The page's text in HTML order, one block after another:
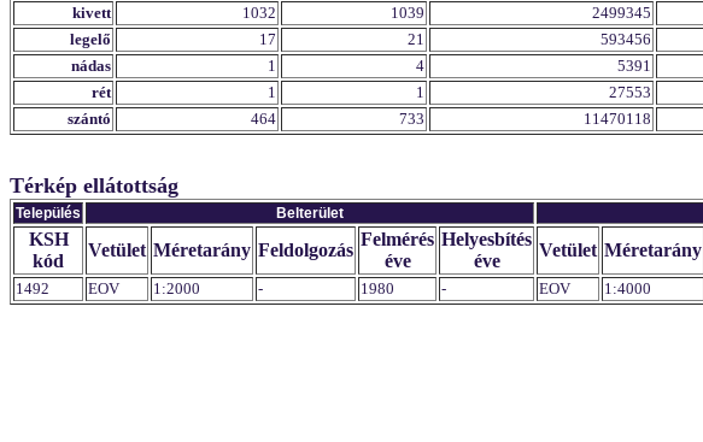
kivett
1032 1039 2499345
legelő
17 21 593456
nádas
1 4 5391
rét
1 1 27553
szántó
464 733 11470118
Térkép ellátottság
Település Belterület
KSH
kód
Vetület Méretarány Feldolgozás
Felmérés
éve
Helyesbítés
éve
Vetület Méretarány
1492 EOV 1:2000 - 1980 - EOV 1:4000